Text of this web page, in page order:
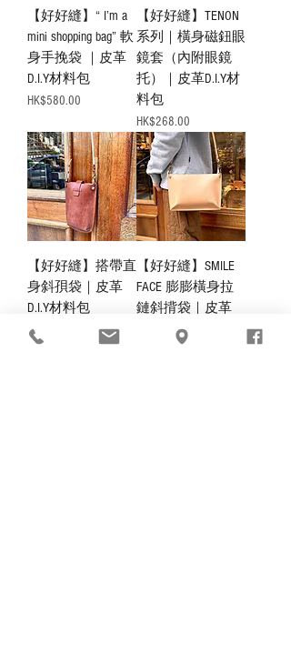
【好好縫】“ I’m a
mini shopping bag” 軟
身手挽袋 ｜皮革
D.I.Y材料包
價格
HK$580.00
【好好縫】TENON
系列｜橫身磁鈕眼
鏡套（內附眼鏡
托）｜皮革D.I.Y材
料包
價格
HK$268.00
【好好縫】搭帶直
身斜孭袋｜皮革
D.I.Y材料包
價格
HK$358.00
【好好縫】SMILE
FACE 膨膨橫身拉
鏈斜揹袋｜皮革
D.I.Y材料包